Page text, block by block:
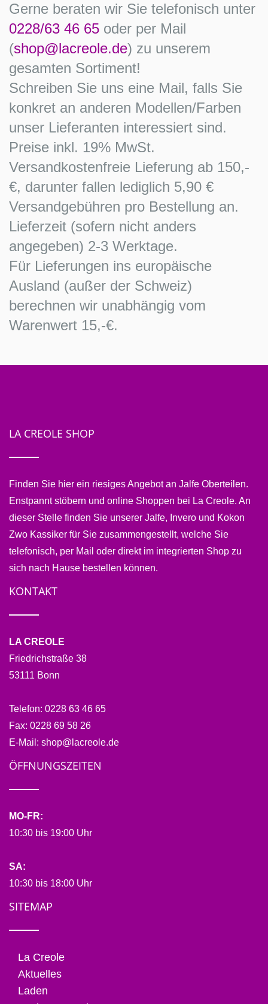
Gerne beraten wir Sie telefonisch unter
0228/63 46 65 oder per Mail
(shop@lacreole.de) zu unserem
gesamten Sortiment!
Schreiben Sie uns eine Mail, falls Sie
konkret an anderen Modellen/Farben
unser Lieferanten interessiert sind.
Preise inkl. 19% MwSt.
Versandkostenfreie Lieferung ab 150,-
€, darunter fallen lediglich 5,90 €
Versandgebühren pro Bestellung an.
Lieferzeit (sofern nicht anders
angegeben) 2-3 Werktage.
Für Lieferungen ins europäische
Ausland (außer der Schweiz)
berechnen wir unabhängig vom
Warenwert 15,-€.
LA CREOLE SHOP
Finden Sie hier ein riesiges Angebot an Jalfe Oberteilen.
Enstpannt stöbern und online Shoppen bei La Creole. An
dieser Stelle finden Sie unserer Jalfe, Invero und Kokon
Zwo Kassiker für Sie zusammengestellt, welche Sie
telefonisch, per Mail oder direkt im integrierten Shop zu
sich nach Hause bestellen können.
KONTAKT
LA CREOLE
Friedrichstraße 38
53111 Bonn
Telefon: 0228 63 46 65
Fax: 0228 69 58 26
E-Mail: shop@lacreole.de
ÖFFNUNGSZEITEN
MO-FR:
10:30 bis 19:00 Uhr
SA:
10:30 bis 18:00 Uhr
SITEMAP
La Creole
Aktuelles
Laden